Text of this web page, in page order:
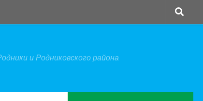
и Родниковского района